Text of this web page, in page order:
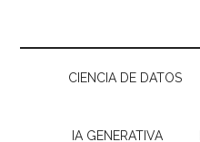
CIENCIA DE DATOS
IA GENERATIVA